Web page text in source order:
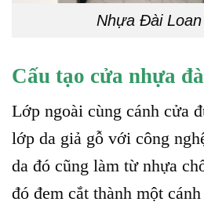
Nhựa Đài
Cấu tạo cửa nhựa
Lớp ngoài cùng cánh cửa
lớp da giả gỗ với công
da đó cũng làm từ nhựa
đó đem cắt thành một